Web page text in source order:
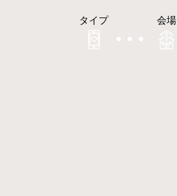
タイプ 会場